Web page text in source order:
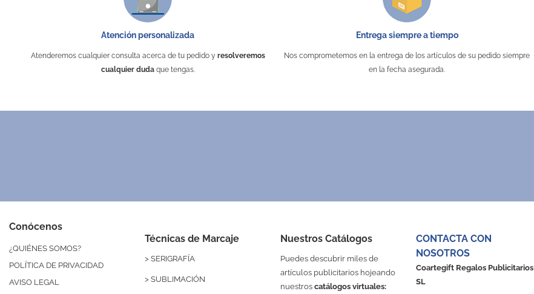
25 x 20 mm
Puedes encontrarlo en: Porta mascarillas
Atención personalizada
Atenderemos cualquier consulta acerca de tu pedido y resolveremos
cualquier dudaque tengas.
Entrega siempre a tiempo
Nos comprometemos en la entrega de los artículos de su pedido siempre
en la fecha asegurada.
Conócenos
¿QUIÉNES SOMOS?
POLÍTICA DE PRIVACIDAD
AVISO LEGAL
Técnicas de Marcaje
> SERIGRAFÍA
> SUBLIMACIÓN
Nuestros Catálogos
Puedes descubrir miles de
artículos publicitarios hojeando
nuestros catálogos virtuales:
CONTACTA CON
NOSOTROS
Coartegift Regalos Publicitarios
SL